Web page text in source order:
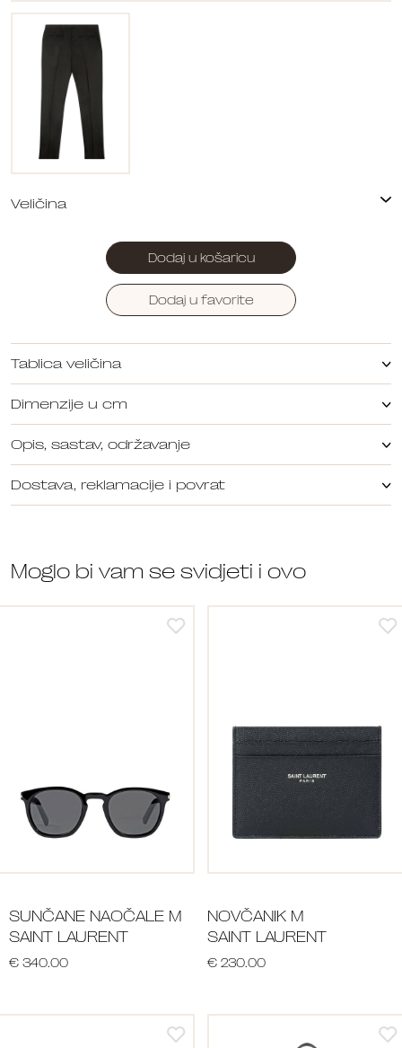
Dodaj u košaricu
Dodaj u favorite
Tablica veličina
Dimenzije u cm
Opis, sastav, održavanje
Dostava, reklamacije i povrat
Moglo bi vam se svidjeti i ovo
SUNČANE NAOČALE M
SAINT LAURENT
€ 340.00
NOVČANIK M
SAINT LAURENT
€ 230.00